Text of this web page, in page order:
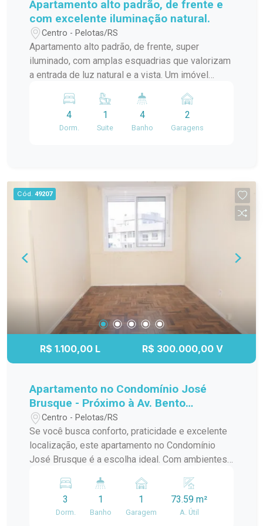
Apartamento alto padrão, de frente e
com excelente iluminação natural.
Centro - Pelotas/RS
Apartamento alto padrão, de frente, super
iluminado, com amplas esquadrias que valorizam
a entrada de luz natural e a vista. Um imóvel
padrão construtivo. O apartamento conta com: 4
dormitórios Lavabo Terraço de serviço Terraço
social Sacada frontal A área social é um grande
sofisticação Prédio com elevador 2 vagas de
garagem Apenas 6 apartamentos no edifício ?
mais privacidade e exclusividade Um imóvel
diferenciado para quem busca conforto,
elegância e qualidade de vida.
4
Dorm.
1
Suite
4
Banho
2
Garagens
Cód. 49207
R$ 1.100,00 L R$ 300.000,00 V
Apartamento no Condomínio José
Brusque - Próximo à Av. Bento
Gonçalves
Centro - Pelotas/RS
Se você busca conforto, praticidade e excelente
localização, este apartamento no Condomínio
José Brusque é a escolha ideal. Com ambientes
infraestrutura que facilita o dia a dia, o imóvel
oferece qualidade de vida e comodidade em uma
das regiões mais valorizadas da cidade.
3
Dorm.
1
Banho
1
Garagem
73.59 m²
A. Útil